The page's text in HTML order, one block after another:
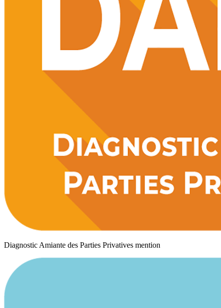
Diagnostic Amiante des Parties Privatives mention